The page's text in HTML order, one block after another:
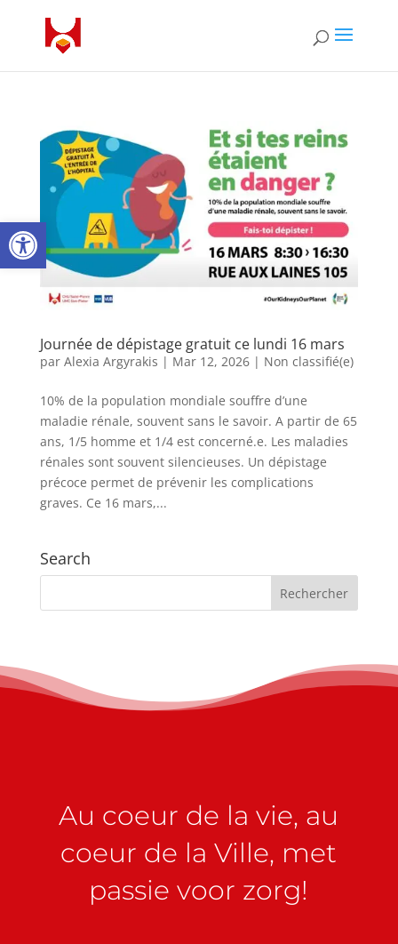
Ouvrir la barre d’outils
Journée de dépistage gratuit ce lundi 16 mars
par Alexia Argyrakis | Mar 12, 2026| Non classifié(e)
10% de la population mondiale souffre d’une
maladie rénale, souvent sans le savoir. A partir de 65
ans, 1/5 homme et 1/4 est concerné.e. Les maladies
rénales sont souvent silencieuses. Un dépistage
précoce permet de prévenir les complications
graves. Ce 16 mars,...
Search
Au coeur de la vie, au
coeur de la Ville, met
passie voor zorg!